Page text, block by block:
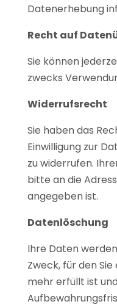
Datenerhebung
Recht auf
Sie können
zwecks
Widerrufsrecht
Sie haben das
Einwilligung zur
zu widerrufen.
bitte an die
angegeben ist.
Datenlöschung
Ihre Daten
Zweck, für den
mehr erfüllt ist